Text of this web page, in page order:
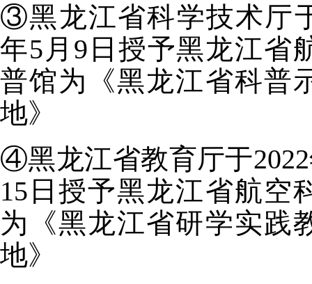
③黑龙江省科学技术厅
年5月9日授予黑龙江省
普馆为《黑龙江省科普
地》
④黑龙江省教育厅于
15日授予黑龙江省航空
为《黑龙江省研学实践
地》